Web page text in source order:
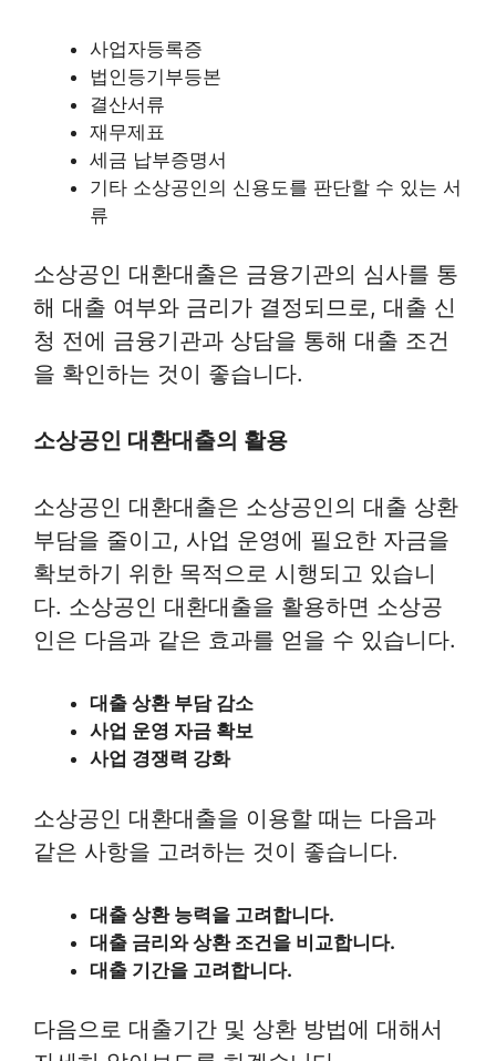
사업자등록증
법인등기부등본
결산서류
재무제표
세금 납부증명서
기타 소상공인의 신용도를 판단할 수 있는 서
류
소상공인 대환대출은 금융기관의 심사를 통
해 대출 여부와 금리가 결정되므로, 대출 신
청 전에 금융기관과 상담을 통해 대출 조건
을 확인하는 것이 좋습니다.
소상공인 대환대출의 활용
소상공인 대환대출은 소상공인의 대출 상환
부담을 줄이고, 사업 운영에 필요한 자금을
확보하기 위한 목적으로 시행되고 있습니
다. 소상공인 대환대출을 활용하면 소상공
인은 다음과 같은 효과를 얻을 수 있습니다.
대출 상환 부담 감소
사업 운영 자금 확보
사업 경쟁력 강화
소상공인 대환대출을 이용할 때는 다음과
같은 사항을 고려하는 것이 좋습니다.
대출 상환 능력을 고려합니다.
대출 금리와 상환 조건을 비교합니다.
대출 기간을 고려합니다.
다음으로 대출기간 및 상환 방법에 대해서